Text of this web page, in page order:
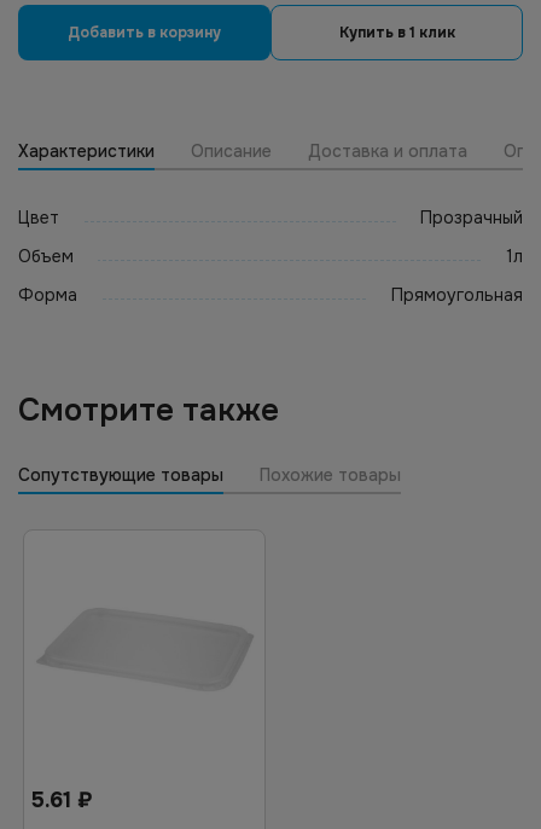
Добавить в корзину Купить в 1 клик
Характеристики Описание Доставка и оплата
Цвет
Прозрачный
Объем
1л
Форма
Прямоугольная
Смотрите также
Сопутствующие товары Похожие товары
5.61 ₽